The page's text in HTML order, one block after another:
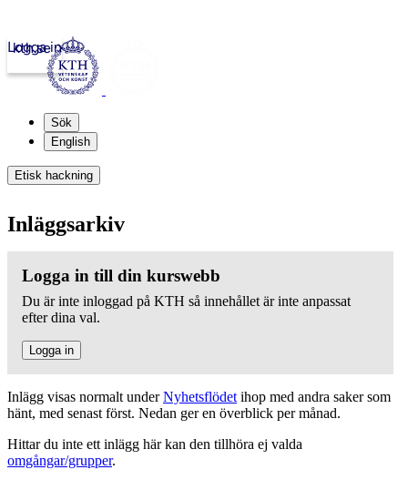
kth.se
Logga in
Sök
English
Etisk hackning
Inläggsarkiv
Logga in till din kurswebb
Du är inte inloggad på KTH så innehållet är inte anpassat
efter dina val.
Logga in
Inlägg visas normalt underNyhetsflödet ihop med andra saker som
hänt, med senast först. Nedan ger en överblick per månad.
Hittar du inte ett inlägg här kan den tillhöra ej valda
omgångar/grupper.